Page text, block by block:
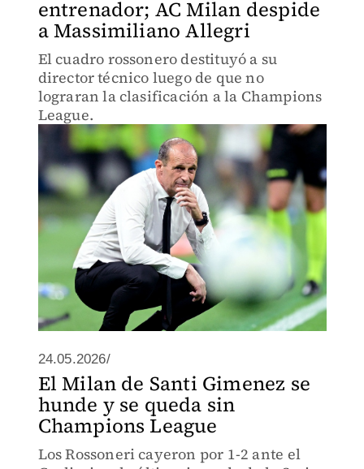
entrenador; AC Milan despide
a Massimiliano Allegri
El cuadro rossonero destituyó a su
director técnico luego de que no
lograran la clasificación a la Champions
League.
24.05.2026/
El Milan de Santi Gimenez se
hunde y se queda sin
Champions League
Los Rossoneri cayeron por 1-2 ante el